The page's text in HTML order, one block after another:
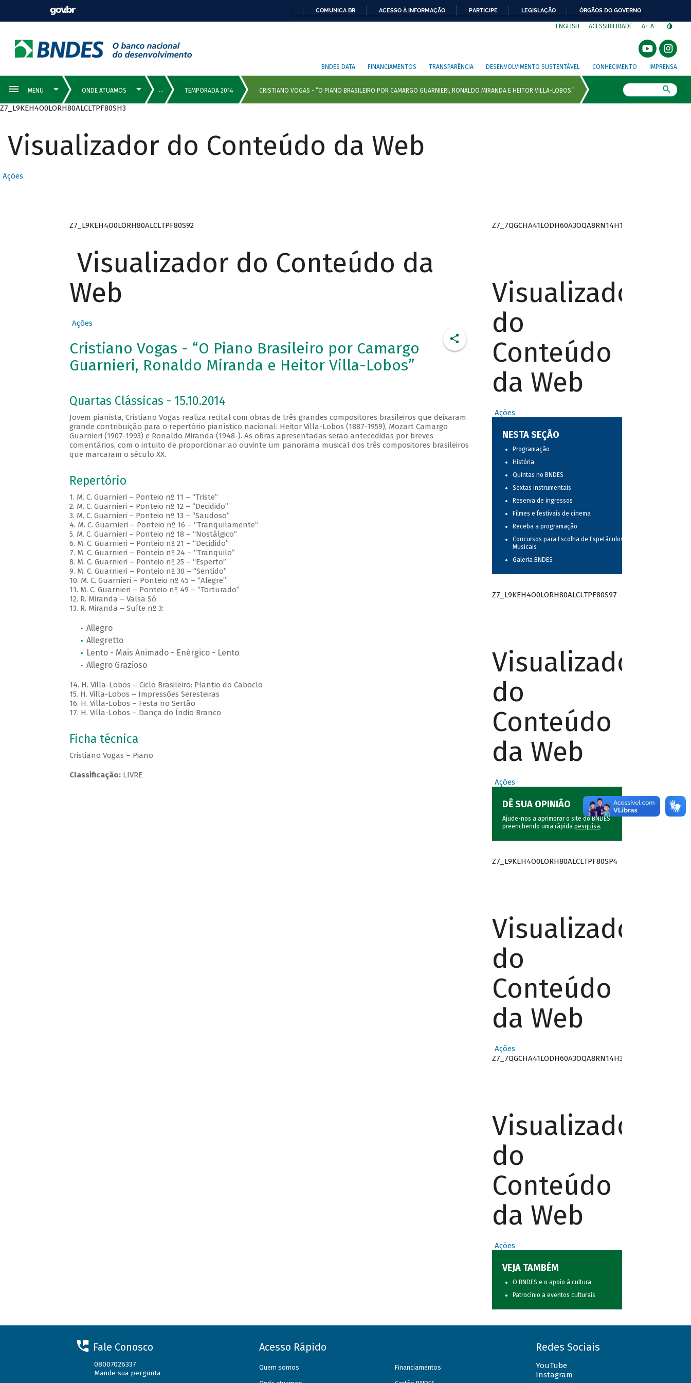
COMUNICA BR ACESSO À INFORMAÇÃO PARTICIPE LEGISLAÇÃO ÓRGÃOS DO GOVERNO
ENGLISH ACESSIBILIDADE A+ A-
BNDES DATA FINANCIAMENTOS TRANSPARÊNCIA DESENVOLVIMENTO SUSTENTÁVEL CONHECIMENTO IMPRENSA
Z7_L9KEH4O0LORH80ALCLTPF80SH3
Visualizador do Conteúdo da Web
Ações
Z7_L9KEH4O0LORH80ALCLTPF80S92
Visualizador do Conteúdo da
Web
Ações
Cristiano Vogas - “O Piano Brasileiro por Camargo
Guarnieri, Ronaldo Miranda e Heitor Villa-Lobos”
Quartas Clássicas - 15.10.2014
Jovem pianista, Cristiano Vogas realiza recital com obras de três grandes compositores brasileiros que deixaram
grande contribuição para o repertório pianístico nacional: Heitor Villa-Lobos (1887-1959), Mozart Camargo
Guarnieri (1907-1993) e Ronaldo Miranda (1948-). As obras apresentadas serão antecedidas por breves
comentários, com o intuito de proporcionar ao ouvinte um panorama musical dos três compositores brasileiros
que marcaram o século XX.
Repertório
1. M. C. Guarnieri – Ponteio nº 11 – “Triste”
2. M. C. Guarnieri – Ponteio nº 12 – “Decidido”
3. M. C. Guarnieri – Ponteio nº 13 – “Saudoso”
4. M. C. Guarnieri – Ponteio nº 16 – “Tranquilamente”
5. M. C. Guarnieri – Ponteio nº 18 – “Nostálgico”
6. M. C. Guarnieri – Ponteio nº 21 – “Decidido”
7. M. C. Guarnieri – Ponteio nº 24 – “Tranquilo”
8. M. C. Guarnieri – Ponteio nº 25 – “Esperto”
9. M. C. Guarnieri – Ponteio nº 30 – “Sentido”
10. M. C. Guarnieri – Ponteio nº 45 – “Alegre”
11. M. C. Guarnieri – Ponteio nº 49 – “Torturado”
12. R. Miranda – Valsa Só
13. R. Miranda – Suíte nº 3:
Allegro
Allegretto
Lento - Mais Animado - Enérgico - Lento
Allegro Grazioso
14. H. Villa-Lobos – Ciclo Brasileiro: Plantio do Caboclo
15. H. Villa-Lobos – Impressões Seresteiras
16. H. Villa-Lobos – Festa no Sertão
17. H. Villa-Lobos – Dança do Índio Branco
Ficha técnica
Cristiano Vogas – Piano
Classificação:LIVRE
Z7_7QGCHA41LODH60A3OQA8RN14H1
Visualizador
do
Conteúdo
da Web
Ações
NESTA SEÇÃO
Programação
História
Quintas no BNDES
Sextas instrumentais
Reserva de ingressos
Filmes e festivais de cinema
Receba a programação
Concursos para Escolha de Espetáculos
Musicais
Galeria BNDES
Z7_L9KEH4O0LORH80ALCLTPF80S97
Visualizador
do
Conteúdo
da Web
Ações
DÊ SUA OPINIÃO
Ajude-nos a aprimorar o site do BNDES
preenchendo uma rápida pesquisa.
Z7_L9KEH4O0LORH80ALCLTPF80SP4
Visualizador
do
Conteúdo
da Web
Ações
Z7_7QGCHA41LODH60A3OQA8RN14H3
Visualizador
do
Conteúdo
da Web
Ações
VEJA TAMBÉM
O BNDES e o apoio à cultura
Patrocínio a eventos culturais
Fale Conosco
08007026337
Mande sua pergunta
Acesso Rápido
Quem somos Financiamentos
Redes Sociais
YouTube
Instagram